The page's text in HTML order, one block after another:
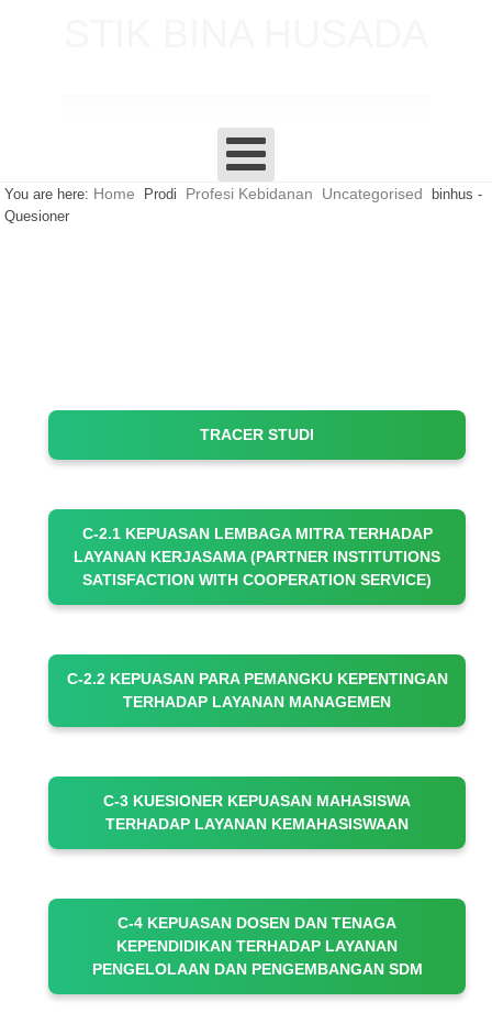
You are here: Home Prodi Profesi Kebidanan Uncategorised
binhus -
Quesioner
TRACER STUDI
C-2.1 KEPUASAN LEMBAGA MITRA TERHADAP
LAYANAN KERJASAMA (PARTNER INSTITUTIONS
SATISFACTION WITH COOPERATION SERVICE)
C-2.2 KEPUASAN PARA PEMANGKU KEPENTINGAN
TERHADAP LAYANAN MANAGEMEN
C-3 KUESIONER KEPUASAN MAHASISWA
TERHADAP LAYANAN KEMAHASISWAAN
C-4 KEPUASAN DOSEN DAN TENAGA
KEPENDIDIKAN TERHADAP LAYANAN
PENGELOLAAN DAN PENGEMBANGAN SDM